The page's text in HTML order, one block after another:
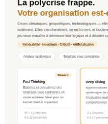
Jeu de la Grande Transition
Jeu de la Polycrise